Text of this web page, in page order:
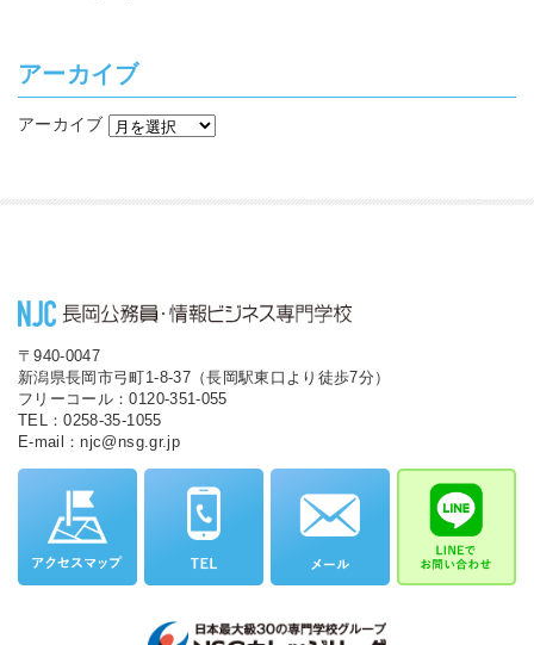
アーカイブ
アーカイブ
〒940-0047
新潟県長岡市弓町1-8-37（長岡駅東口より徒歩7分）
フリーコール：0120-351-055
TEL：0258-35-1055
E-mail：njc@nsg.gr.jp